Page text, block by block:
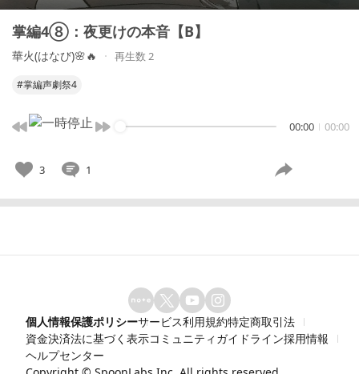
掌編4⑧：夜更けの本音【B】
華火(はなび)🌸🔥 再生数 2
#掌編声劇祭4
00:00 00:00
3 1
個人情報保護ポリシーサービス利用規約特定商取引法
資金決済法に基づく表示コミュニティガイドライン採用情報
ヘルプセンター